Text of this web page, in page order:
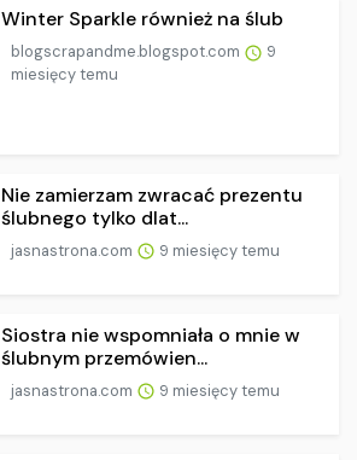
Winter Sparkle również na ślub
blogscrapandme.blogspot.com
9
miesięcy temu
Nie zamierzam zwracać prezentu
ślubnego tylko dlat...
jasnastrona.com 9 miesięcy temu
Siostra nie wspomniała o mnie w
ślubnym przemówien...
jasnastrona.com 9 miesięcy temu